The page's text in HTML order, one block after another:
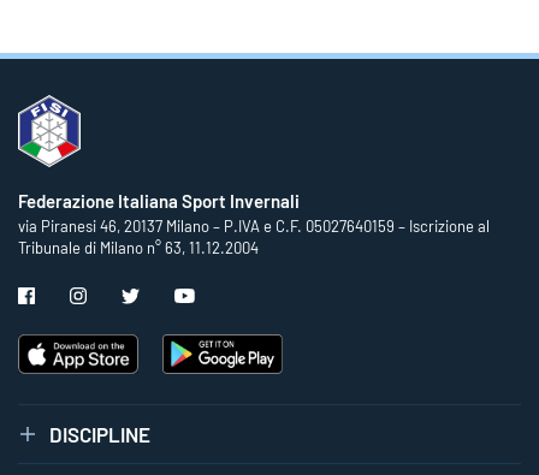
Federazione Italiana Sport Invernali
via Piranesi 46, 20137 Milano – P.IVA e C.F. 05027640159 – Iscrizione al
Tribunale di Milano n° 63, 11.12.2004
DISCIPLINE